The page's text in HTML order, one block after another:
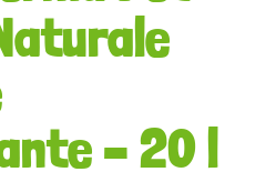
– 20 l